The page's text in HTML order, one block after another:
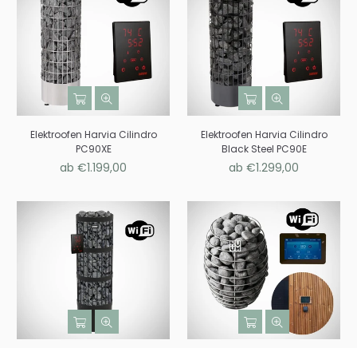
Elektroofen Harvia Cilindro
PC90XE
ab €1.199,00
Elektroofen Harvia Cilindro
Black Steel PC90E
ab €1.299,00